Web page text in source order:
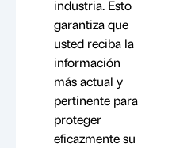
industria. Esto
garantiza que
usted reciba la
información
más actual y
pertinente para
proteger
eficazmente su